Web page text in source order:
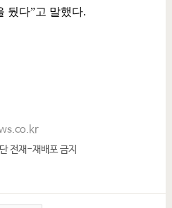
뒀다”고 말했다.
전재-재배포 금지